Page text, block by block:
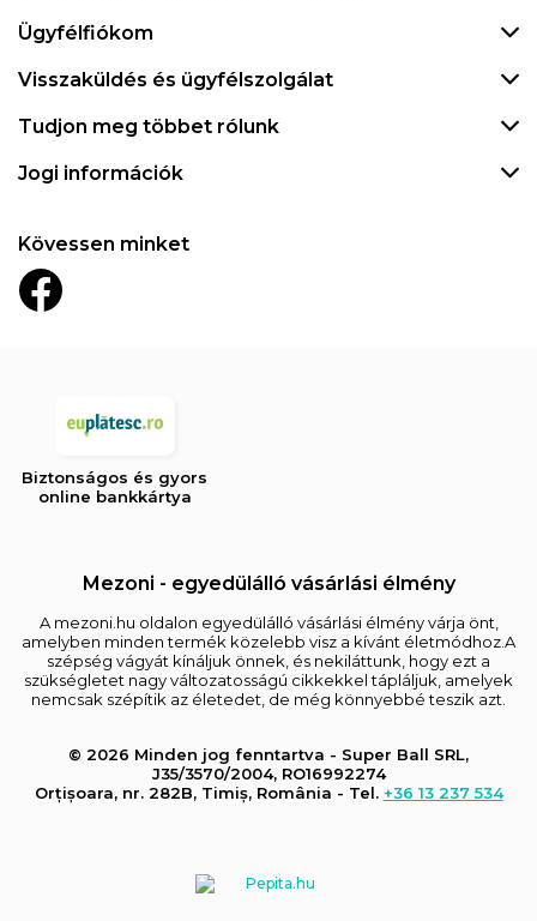
Ügyfélfiókom
Visszaküldés és ügyfélszolgálat
Tudjon meg többet rólunk
Jogi információk
Kövessen minket
Biztonságos és gyors
online bankkártya
Mezoni - egyedülálló vásárlási élmény
A mezoni.hu oldalon egyedülálló vásárlási élmény várja önt,
amelyben minden termék közelebb visz a kívánt életmódhoz.A
szépség vágyát kínáljuk önnek, és nekiláttunk, hogy ezt a
szükségletet nagy változatosságú cikkekkel tápláljuk, amelyek
nemcsak szépítik az életedet, de még könnyebbé teszik azt.
© 2026 Minden jog fenntartva - Super Ball SRL,
J35/3570/2004, RO16992274
Orțișoara, nr. 282B, Timiș, România - Tel. +36 13 237 534